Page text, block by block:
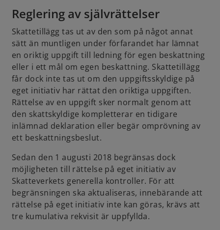
Reglering av självrättelser
Skattetillägg tas ut av den som på något annat
sätt än muntligen under förfarandet har lämnat
en oriktig uppgift till ledning för egen beskattning
eller i ett mål om egen beskattning. Skattetillägg
får dock inte tas ut om den uppgiftsskyldige på
eget initiativ har rättat den oriktiga uppgiften.
Rättelse av en uppgift sker normalt genom att
den skattskyldige kompletterar en tidigare
inlämnad deklaration eller begär omprövning av
ett beskattningsbeslut.
Sedan den 1 augusti 2018 begränsas dock
möjligheten till rättelse på eget initiativ av
Skatteverkets generella kontroller. För att
begränsningen ska aktualiseras, innebärande att
rättelse på eget initiativ inte kan göras, krävs att
tre kumulativa rekvisit är uppfyllda.